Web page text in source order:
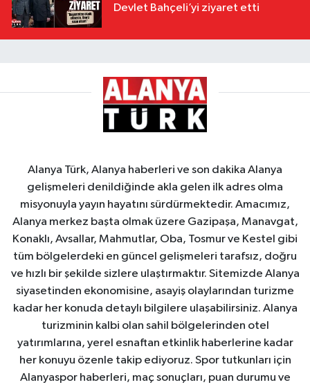
Devlet Bahçeli’yi ziyaret etti
Alanya Türk, Alanya haberleri ve son dakika Alanya
gelişmeleri denildiğinde akla gelen ilk adres olma
misyonuyla yayın hayatını sürdürmektedir. Amacımız,
Alanya merkez başta olmak üzere Gazipaşa, Manavgat,
Konaklı, Avsallar, Mahmutlar, Oba, Tosmur ve Kestel gibi
tüm bölgelerdeki en güncel gelişmeleri tarafsız, doğru
ve hızlı bir şekilde sizlere ulaştırmaktır. Sitemizde Alanya
siyasetinden ekonomisine, asayiş olaylarından turizme
kadar her konuda detaylı bilgilere ulaşabilirsiniz. Alanya
turizminin kalbi olan sahil bölgelerinden otel
yatırımlarına, yerel esnaftan etkinlik haberlerine kadar
her konuyu özenle takip ediyoruz. Spor tutkunları için
Alanyaspor haberleri, maç sonuçları, puan durumu ve